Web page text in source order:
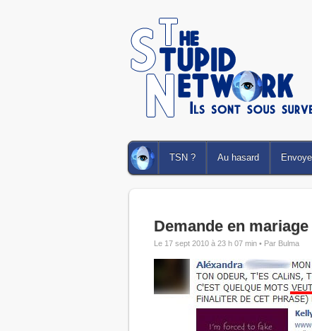
TSN ? Au hasard
Demande en
Le 17 sept 2010 à 23 h 07 min • Par Bulma